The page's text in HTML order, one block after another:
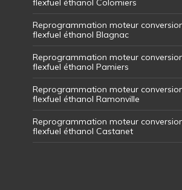
flexfuel éthanol Colomiers
Reprogrammation moteur
flexfuel éthanol Blagnac
Reprogrammation moteur
flexfuel éthanol Pamiers
Reprogrammation moteur
flexfuel éthanol Ramonville
Reprogrammation moteur
flexfuel éthanol Castanet